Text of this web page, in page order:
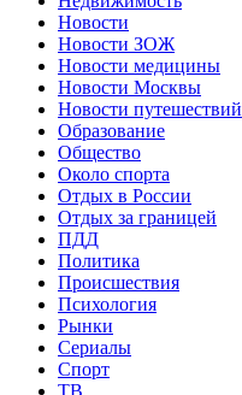
Новости
Новости ЗОЖ
Новости медицины
Новости Москвы
Новости путешествий
Образование
Общество
Около спорта
Отдых в России
Отдых за границей
ПДД
Политика
Происшествия
Психология
Рынки
Сериалы
Спорт
ТВ